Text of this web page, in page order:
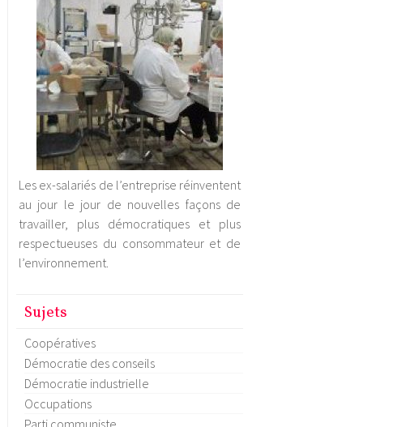
Les ex-salariés de l’entreprise réinventent
au jour le jour de nouvelles façons de
travailler, plus démocratiques et plus
respectueuses du consommateur et de
l’environnement.
Sujets
Coopératives
Démocratie des conseils
Démocratie industrielle
Occupations
Parti communiste